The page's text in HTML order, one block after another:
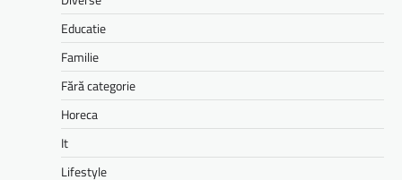
Educatie
Familie
Fără categorie
Horeca
It
Lifestyle